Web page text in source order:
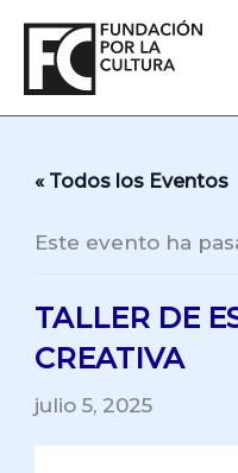
contenido
« Todos los Eventos
Este evento ha
TALLER DE
CREATIVA
julio 5, 2025